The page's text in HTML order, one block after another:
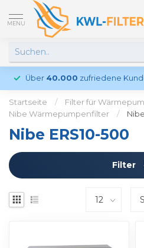
MENU
Über 40.000 zufriedene
Startseite / Filter für
Nibe Wärmepumpenfilter
/
Nibe ERS10-500
Filter